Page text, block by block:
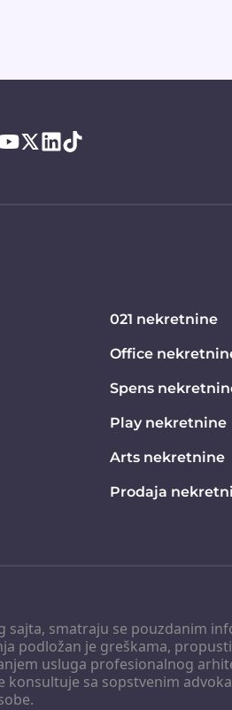
smatraju se pouzdanim
podložan je greškama,
usluga profesionalnog
sa sopstvenim
021 nekretnine
Office
Spens
Play nekretnine
Arts nekretnine
Prodaja